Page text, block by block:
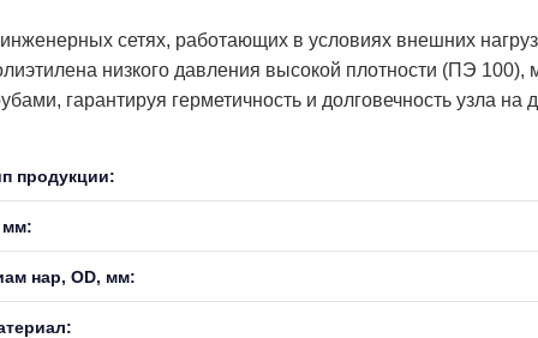
сетях, работающих в условиях внешних
низкого давления высокой плотности (ПЭ
гарантируя герметичность и долговечность узла на
продукции:
мм:
нар, OD, мм: